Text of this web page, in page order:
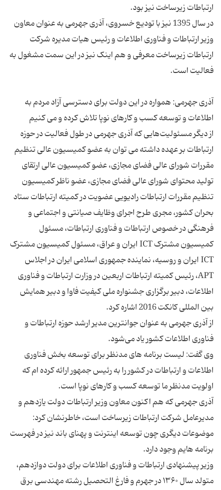
در سال 1395 نیز با تودیع خسروی، آذری جهرمی به عنوان معاون
وزیر ارتباطات و فناوری اطلاعات و رئیس هیات مدیره شرکت
ارتباطات زیرساخت معرفی و هم اینک نیز در این سمت مشغول به
آذری جهرمی: همواره در این دولت برای دسترسی آزاد مردم به
از دیگر مسئولیت‌هایی که آذری جهرمی در طول فعالیت در حوزه
ارتباطات بر عهده داشته می توان به عضو کمیسیون عالی تنظیم
مقررات شورای عالی فضای مجازی، عضو کمیسیون عالی ارتقای
تولید محتوای شورای عالی فضای مجازی، عضو ناظر کمیسیون
تنظیم مقررات ارتباطات رادیویی عضویت در کمیته ارتباطات ستاد
بحران کشور، مجری طرح اجرای وظایف صیانتی و اجتماعی و
فرهنگی در خصوص ارتباطات و فناوری ارتباطات، مسئول
کمیسیون مشترک ICT ایران و عراق، مسئول کمیسیون مشترک
ICT ایران و روسیه، نماینده جمهوری اسلامی ایران در اجلاس
APT، رئیس کمیته ارتباطات اربعین در وزارت ارتباطات و فناوری
اطلاعات، دبیر برگزاری جشنواره ملی کیفیت فاوا و دبیر همایش
از آذری جهرمی به عنوان جوانترین مدیر ارشد حوزه ارتباطات و
وی گفت: لیست برنامه های مدنظر برای توسعه بخش فناوری
اطلاعات و ارتباطات در کشور را به رئیس جمهور ارائه کرده ام که
آذری جهرمی که هم اکنون معاون وزیر ارتباطات دولت یازدهم و
مدیرعامل شرکت ارتباطات زیرساخت است، خاطرنشان کرد:
موضوعات دیگری چون توسعه اینترنت و پهنای باند نیز در فهرست
وزیر پیشنهادی ارتباطات و فناوری اطلاعات برای دولت دوازدهم،
متولد سال ۱۳۶۰ در جهرم و فارغ التحصیل رشته مهندسی برق